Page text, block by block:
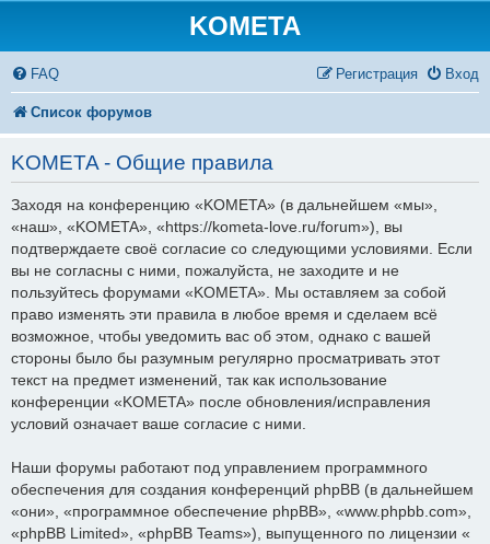
KOMETA
FAQ Вход
Регистрация
Список форумов
KOMETA - Общие правила
Заходя на конференцию «KOMETA» (в дальнейшем «мы»,
«наш», «KOMETA», «https://kometa-love.ru/forum»), вы
подтверждаете своё согласие со следующими условиями. Если
вы не согласны с ними, пожалуйста, не заходите и не
пользуйтесь форумами «KOMETA». Мы оставляем за собой
право изменять эти правила в любое время и сделаем всё
возможное, чтобы уведомить вас об этом, однако с вашей
стороны было бы разумным регулярно просматривать этот
текст на предмет изменений, так как использование
конференции «KOMETA» после обновления/исправления
условий означает ваше согласие с ними.
Наши форумы работают под управлением программного
обеспечения для создания конференций phpBB (в дальнейшем
«они», «программное обеспечение phpBB», «www.phpbb.com»,
«phpBB Limited», «phpBB Teams»), выпущенного по лицензии «